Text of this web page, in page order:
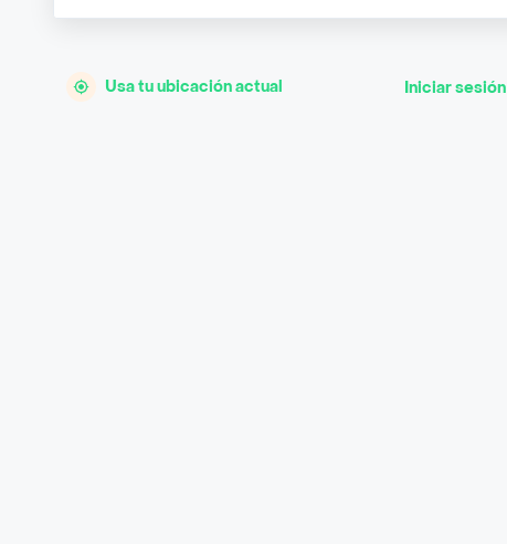
Usa tu ubicación actual Iniciar sesión